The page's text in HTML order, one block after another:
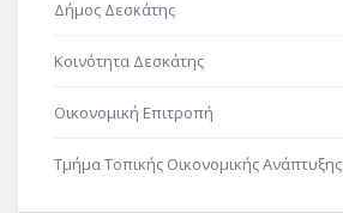
Δήμος Δεσκάτης
Κοινότητα Δεσκάτης
Οικονομική Επιτροπή
Τμήμα Τοπικής Οικονομικής Ανάπτυξης